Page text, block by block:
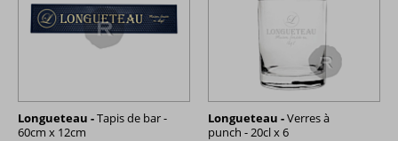
Longueteau -Tapis de bar -
60cm x 12cm
Longueteau -Verres à
punch - 20cl x 6